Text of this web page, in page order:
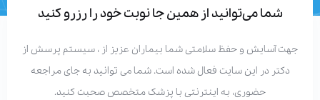
شما می‌توانید از همین جا نوبت خود را رزرو کنید
جهت آسایش و حفظ سلامتی شما بیماران عزیز از ، سیستم پرسش از
دکتر در این سایت فعال شده است. شما می توانید به جای مراجعه
حضوری، به اینترنتی با پزشک متخصص صحبت کنید.